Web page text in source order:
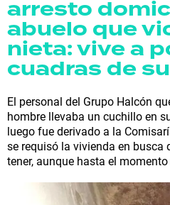
arresto
abuelo que
nieta: vive a
cuadras de
El personal del Grupo Halcón
hombre llevaba un cuchillo en
luego fue derivado a la
se requisó la vivienda en busca
tener, aunque hasta el